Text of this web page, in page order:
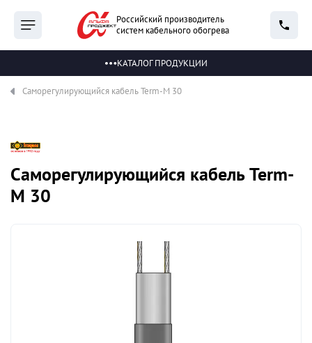
Российский производитель
систем кабельного обогрева
КАТАЛОГ ПРОДУКЦИИ
Саморегулирующийся кабель Term-M 30
Саморегулирующийся кабель Term-
M 30